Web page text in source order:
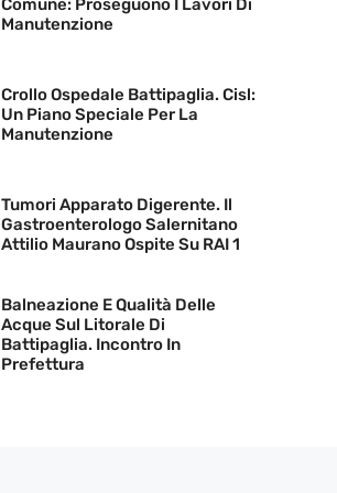
Comune: Proseguono I Lavori Di
Manutenzione
Crollo Ospedale Battipaglia. Cisl:
Un Piano Speciale Per La
Manutenzione
Tumori Apparato Digerente. Il
Gastroenterologo Salernitano
Attilio Maurano Ospite Su RAI 1
Balneazione E Qualità Delle
Acque Sul Litorale Di
Battipaglia. Incontro In
Prefettura